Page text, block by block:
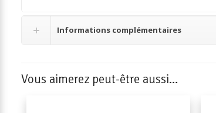
Informations complémentaires
Vous aimerez peut-être aussi…